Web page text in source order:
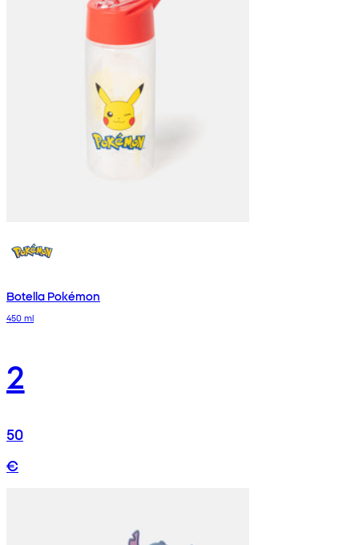
Botella Pokémon
450 ml
2
50
€